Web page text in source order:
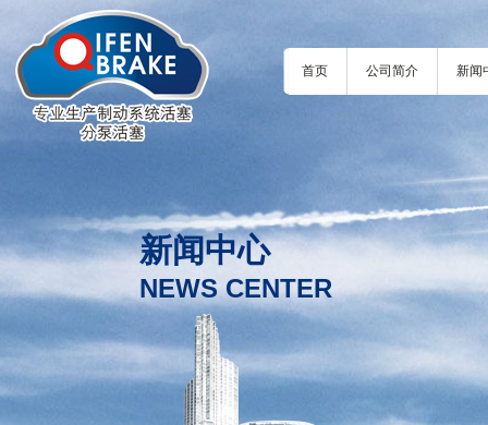
首页 公司简介 新闻
新闻中心
NEWS CENTER